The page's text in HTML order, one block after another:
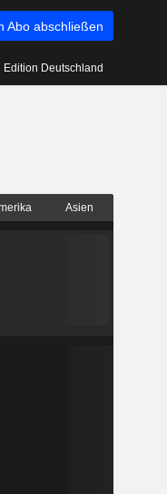
Abo abschließen
Edition Deutschland
Asien